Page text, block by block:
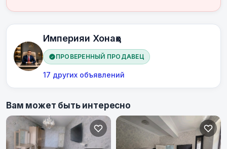
Империяи Хонаҳо
ПРОВЕРЕННЫЙ ПРОДАВЕЦ
17 других объявлений
Вам может быть интересно